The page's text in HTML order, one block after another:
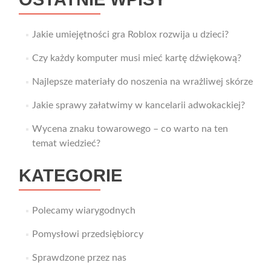
Jakie umiejętności gra Roblox rozwija u dzieci?
Czy każdy komputer musi mieć kartę dźwiękową?
Najlepsze materiały do noszenia na wrażliwej skórze
Jakie sprawy załatwimy w kancelarii adwokackiej?
Wycena znaku towarowego – co warto na ten
temat wiedzieć?
KATEGORIE
Polecamy wiarygodnych
Pomysłowi przedsiębiorcy
Sprawdzone przez nas